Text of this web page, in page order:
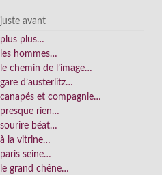
juste avant
plus plus…
les hommes…
le chemin de l’image…
gare d’austerlitz…
canapés et compagnie…
presque rien…
sourire béat…
à la vitrine…
paris seine…
le grand chêne…